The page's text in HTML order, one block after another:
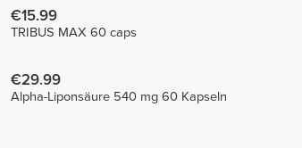
€15.99
TRIBUS MAX 60 caps
€29.99
Alpha-Liponsäure 540 mg 60 Kapseln